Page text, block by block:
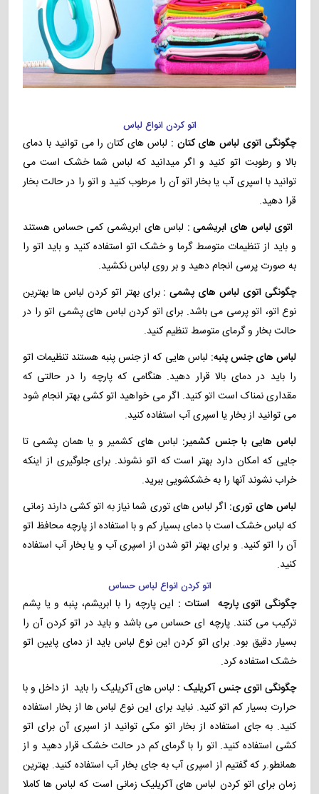
اتو کردن انواع لباس
چگونگی اتوی لباس های کتان : لباس های کتان را می توانید با دمای
بالا و رطوبت اتو کنید و اگر میدانید که لباس شما خشک است می
توانید با اسپری آب یا بخار اتو آن را مرطوب کنید و اتو را در حالت بخار
قرا دهید.
اتوی لباس های ابریشمی : لباس های ابریشمی کمی حساس هستند
و باید از تنظیمات متوسط گرما و خشک اتو استفاده کنید و باید اتو را
به صورت پرسی انجام دهید و بر روی لباس نکشید.
چگونگی اتوی لباس های پشمی :برای بهتر اتو کردن لباس ها بهترین
نوع اتو، اتو پرسی می باشد. برای اتو کردن لباس های پشمی اتو را در
حالت بخار و گرمای متوسط تنظیم کنید.
لباس های جنس پنبه: لباس هایی که از جنس پنبه هستند تنظیمات اتو
را باید در دمای بالا قرار دهید. هنگامی که پارچه را در حالتی که
مقداری نمناک است اتو کنید. اگر می خواهید اتو کشی بهتر انجام شود
می توانید از بخار یا اسپری آب استفاده کنید.
لباس هایی با جنس کشمیر: لباس های کشمیر و یا همان پشمی تا
جایی که امکان دارد بهتر است که اتو نشوند. برای جلوگیری از اینکه
خراب نشوند آنها را به خشکشویی ببرید.
لباس های توری: اگر لباس های توری شما نیاز به اتو کشی دارند زمانی
که لباس خشک است با دمای بسیار کم و با استفاده از پارچه محافظ اتو
آن را اتو کنید. و برای بهتر اتو شدن از اسپری آب و یا بخار آب استفاده
کنید.
اتو کردن انواع لباس حساس
چگونگی اتوی پارچه استات : این پارچه را با ابریشم، پنبه و یا پشم
ترکیب می کنند. پارچه ای حساس می باشد و باید در اتو کردن آن را
بسیار دقیق بود. برای اتو کردن این نوع لباس باید از دمای پایین اتو
خشک استفاده کرد.
چگونگی اتوی جنس آکریلیک : لباس های آکریلیک را باید از داخل و با
حرارت بسیار کم اتو کنید. نباید برای این نوع لباس ها از بخار استفاده
کنید. به جای استفاده از بخار اتو مکی توانید از اسپری آن برای اتو
کشی استفاده کنید. اتو را با گرمای کم در حالت خشک قرار دهید و از
همانطو.ر که گفتیم از اسپری آب به جای بخار آب استفاده کنید. بهترین
زمان برای اتو کردن لباس های آکریلیک زمانی است که لباس ها کاملا